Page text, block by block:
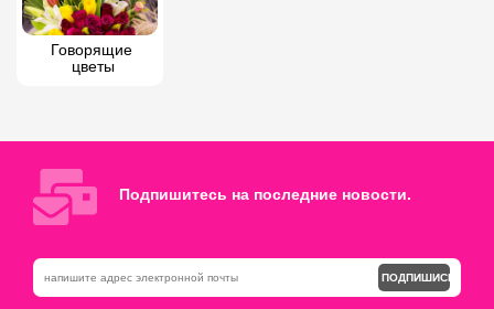
Говорящие
цветы
Подпишитесь на последние новости.
ПОДПИШИСЬ